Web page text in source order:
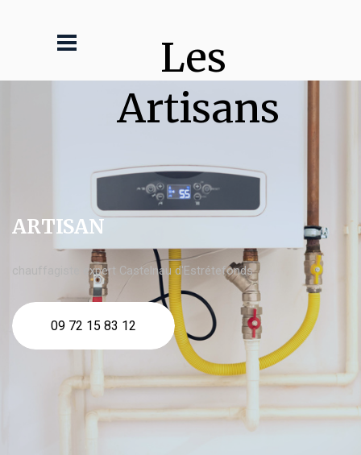
Les
Artisans
ARTISAN
chauffagiste expert Castelnau d'Estrétefonds
09 72 15 83 12